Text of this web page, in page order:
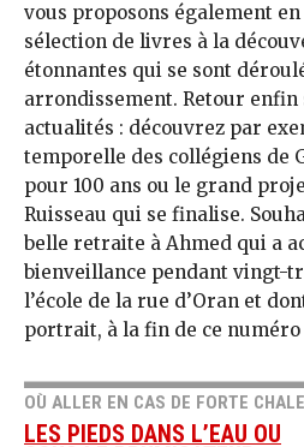
vous proposons également
sélection de livres à la
étonnantes qui se sont
arrondissement. Retour enfin
actualités : découvrez par
temporelle des collégiens de
pour 100 ans ou le grand
Ruisseau qui se finalise.
belle retraite à Ahmed qui a
bienveillance pendant vingt-
l’école de la rue d’Oran et
portrait, à la fin de ce numéro
OÙ ALLER EN CAS DE FORTE
LES PIEDS DANS L’EAU OU